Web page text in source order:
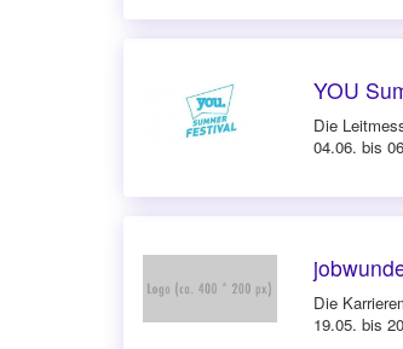
YOU
Die
04.06. bis
Die
19.05. bis